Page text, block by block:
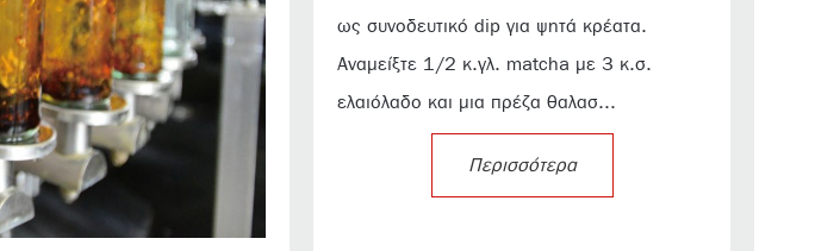
ως συνοδευτικό dip για ψητά κρέατα.
Αναμείξτε 1/2 κ.γλ. matcha με 3 κ.σ.
ελαιόλαδο και μια πρέζα θαλασ...
Περισσότερα